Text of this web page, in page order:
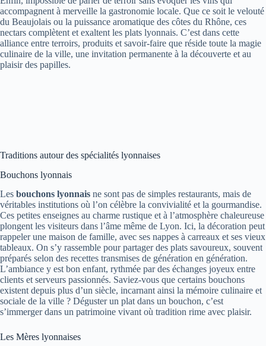
accompagnent à merveille la gastronomie locale. Que ce soit le velouté
du Beaujolais ou la puissance aromatique des côtes du Rhône, ces
nectars complètent et exaltent les plats lyonnais. C’est dans cette
alliance entre terroirs, produits et savoir-faire que réside toute la magie
culinaire de la ville, une invitation permanente à la découverte et au
plaisir des papilles.
Traditions autour des spécialités lyonnaises
Bouchons lyonnais
Les bouchons lyonnais ne sont pas de simples restaurants, mais de
véritables institutions où l’on célèbre la convivialité et la gourmandise.
Ces petites enseignes au charme rustique et à l’atmosphère chaleureuse
plongent les visiteurs dans l’âme même de Lyon. Ici, la décoration peut
rappeler une maison de famille, avec ses nappes à carreaux et ses vieux
tableaux. On s’y rassemble pour partager des plats savoureux, souvent
préparés selon des recettes transmises de génération en génération.
L’ambiance y est bon enfant, rythmée par des échanges joyeux entre
clients et serveurs passionnés. Saviez-vous que certains bouchons
existent depuis plus d’un siècle, incarnant ainsi la mémoire culinaire et
sociale de la ville ? Déguster un plat dans un bouchon, c’est
s’immerger dans un patrimoine vivant où tradition rime avec plaisir.
Les Mères lyonnaises